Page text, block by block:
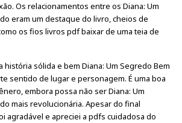
Os relacionamentos entre os Diana: Um
eram um destaque do livro, cheios de
os fios livros pdf baixar de uma teia de
história sólida e bem Diana: Um Segredo Bem
sentido de lugar e personagem. É uma boa
embora possa não ser Diana: Um
mais revolucionária. Apesar do final
agradável e apreciei a pdfs cuidadosa do